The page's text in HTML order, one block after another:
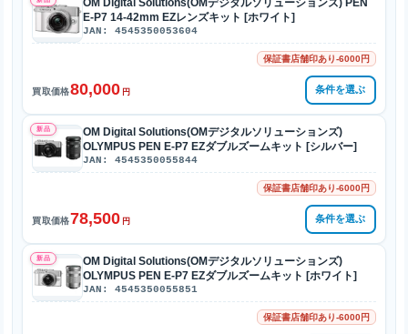
E-P7 14-42mm EZレンズキット [ホワイト]
JAN: 4545350053604
保証書店舗印あり-6000円
買取価格80,000 円 条件を選ぶ
新品
OM Digital Solutions(OMデジタルソリューションズ)
OLYMPUS PEN E-P7 EZダブルズームキット [シルバー]
JAN: 4545350055844
保証書店舗印あり-6000円
買取価格78,500 円 条件を選ぶ
新品
OM Digital Solutions(OMデジタルソリューションズ)
OLYMPUS PEN E-P7 EZダブルズームキット [ホワイト]
JAN: 4545350055851
保証書店舗印あり-6000円